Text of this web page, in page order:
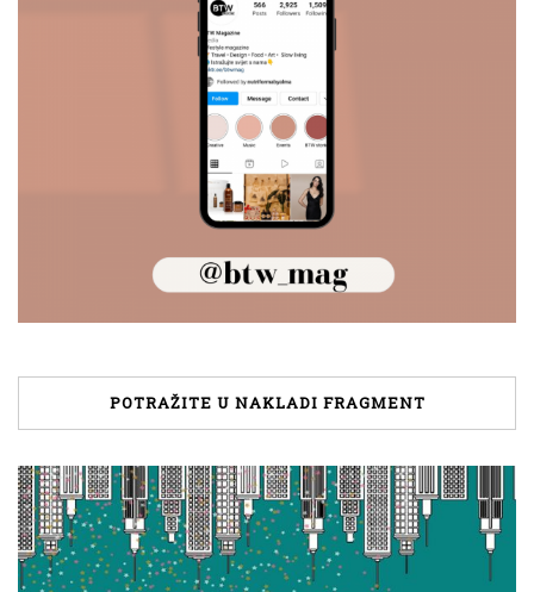
POTRAŽITE U NAKLADI FRAGMENT